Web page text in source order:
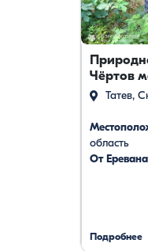
Чёртов
Татев,
область
От
Подробнее